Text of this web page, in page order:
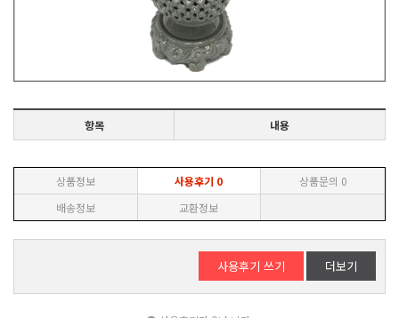
항목 내용
상품정보 사용후기 0 상품문의 0
배송정보
교환정보
사용후기 쓰기 더보기